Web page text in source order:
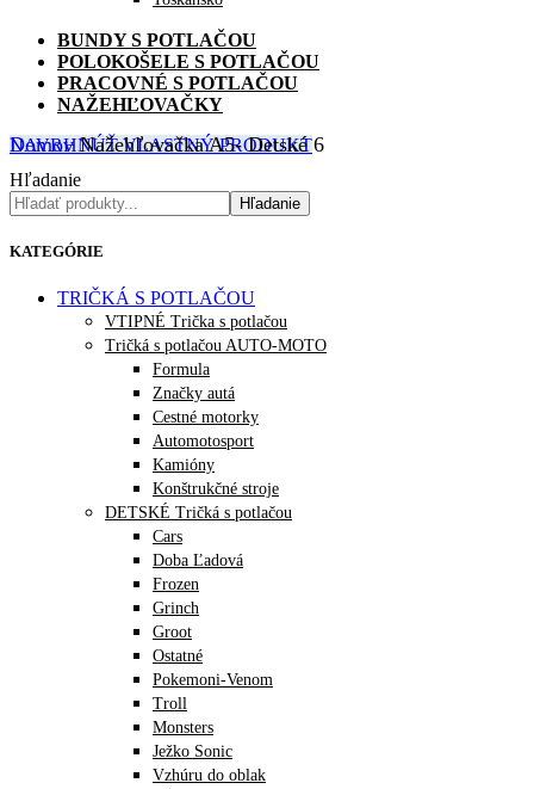
BUNDY S POTLAČOU
POLOKOŠELE S POTLAČOU
PRACOVNÉ S POTLAČOU
NAŽEHĽOVAČKY
NAVRHNÚŤ VLASTNÝ PRODUKT
DomovNažehľovačka A5- Detské 6
Hľadanie
Hľadanie
KATEGÓRIE
TRIČKÁ S POTLAČOU
VTIPNÉ Trička s potlačou
Tričká s potlačou AUTO-MOTO
Formula
Značky autá
Cestné motorky
Automotosport
Kamióny
Konštrukčné stroje
DETSKÉ Tričká s potlačou
Cars
Doba Ľadová
Frozen
Grinch
Groot
Ostatné
Pokemoni-Venom
Troll
Monsters
Ježko Sonic
Vzhúru do oblak